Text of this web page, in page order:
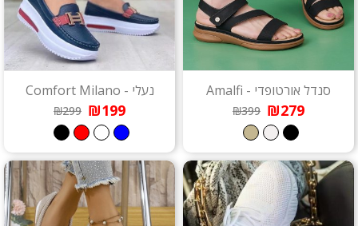
סנדל אורטופדי - Amalfi
₪279
₪399
נעלי - Comfort Milano
₪199
₪299